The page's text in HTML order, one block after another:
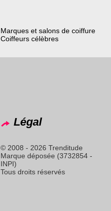
Marques et salons de coiffure
Coiffeurs célèbres
Légal
© 2008 - 2026 Trenditude
Marque déposée (3732854 -
INPI)
Tous droits réservés